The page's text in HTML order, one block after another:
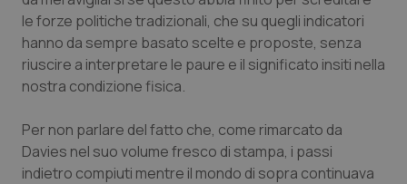
le forze politiche tradizionali, che su quegli indicatori
hanno da sempre basato scelte e proposte, senza
riuscire a interpretare le paure e il significato insiti nella
nostra condizione fisica.
Per non parlare del fatto che, come rimarcato da
Davies nel suo volume fresco di stampa, i passi
indietro compiuti mentre il mondo di sopra continuava